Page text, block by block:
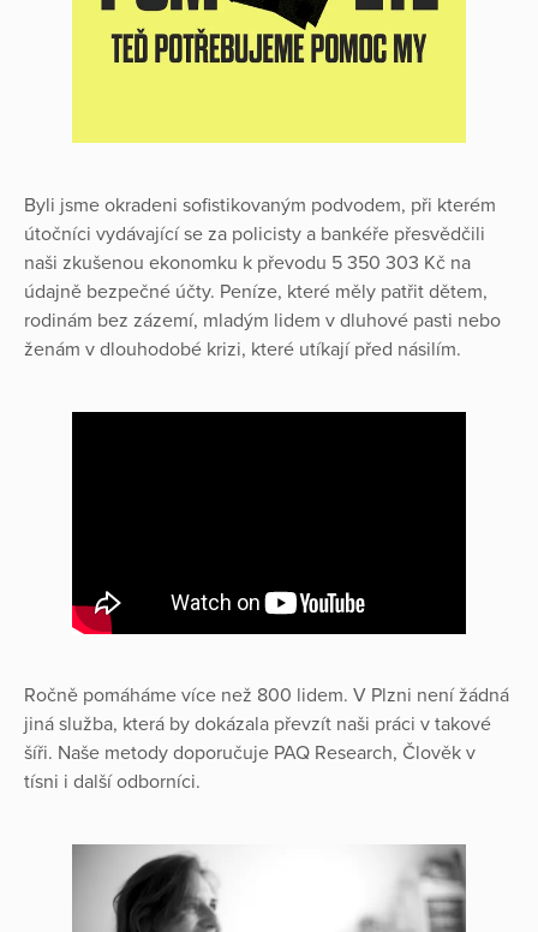
Byli jsme okradeni sofistikovaným podvodem, při kterém
útočníci vydávající se za policisty a bankéře přesvědčili
naši zkušenou ekonomku k převodu 5 350 303 Kč na
údajně bezpečné účty. Peníze, které měly patřit dětem,
rodinám bez zázemí, mladým lidem v dluhové pasti nebo
ženám v dlouhodobé krizi, které utíkají před násilím.
Ročně pomáháme více než 800 lidem. V Plzni není žádná
jiná služba, která by dokázala převzít naši práci v takové
šíři. Naše metody doporučuje PAQ Research, Člověk v
tísni i další odborníci.